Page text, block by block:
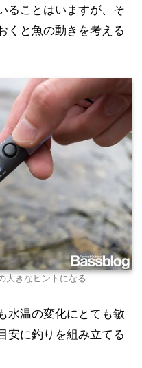
ることはいますが、そ
くと魚の動きを考える
大きなヒントになる
水温の変化にとても敏
安に釣りを組み立てる